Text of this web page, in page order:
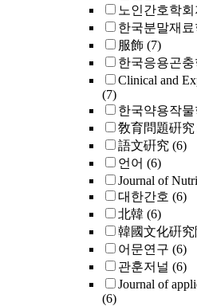
노인간호학회
한국분말재
服飾 (7)
한국응용곤
Clinical and
(7)
한국약용작
敎育問題硏究
語文硏究 (6)
언어 (6)
Journal of
대한간호 (6)
北韓 (6)
韓國文化硏
어문연구 (6)
관훈저널 (6)
Journal of
(6)